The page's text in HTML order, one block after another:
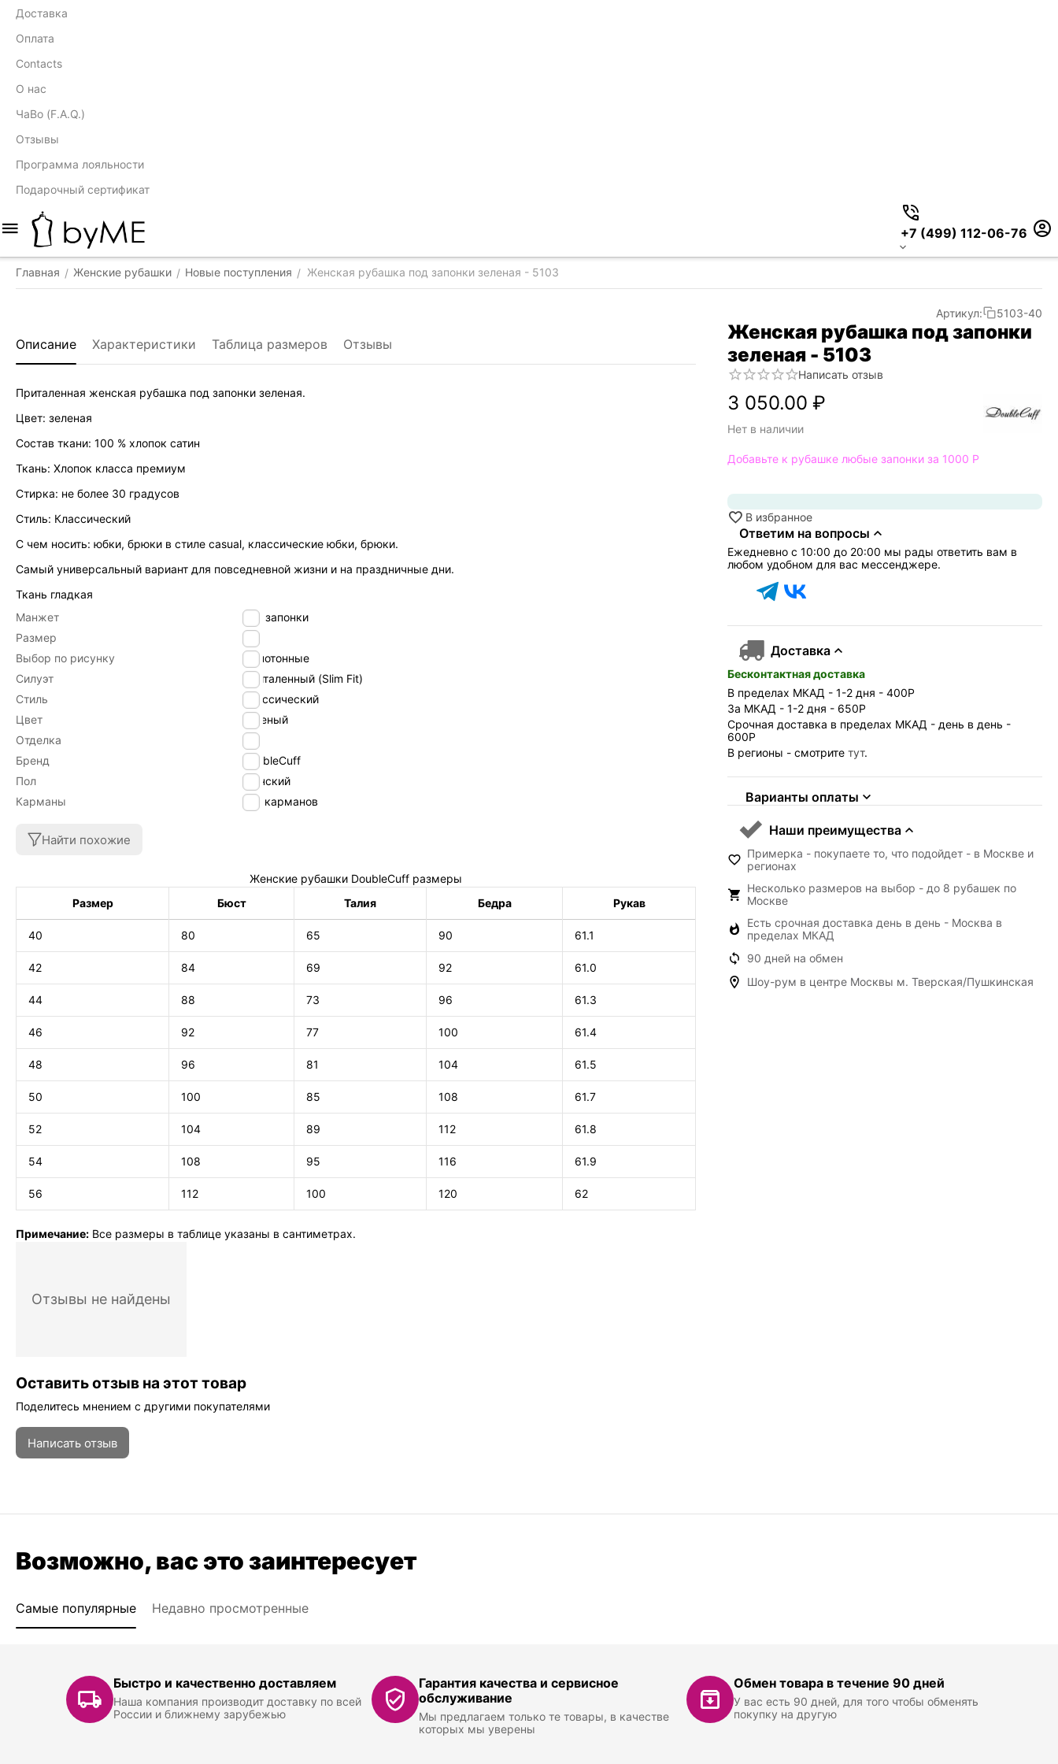
Доставка
Оплата
Contacts
О нас
ЧаВо (F.A.Q.)
Отзывы
Программа лояльности
Подарочный сертификат
+7 (499) 112-06-76
Главная / Женские рубашки / Новые поступления / Женская рубашка под запонки зеленая - 5103
Артикул: 5103-40
Женская рубашка под запонки
зеленая - 5103
Написать отзыв
3 050.00 ₽
Нет в наличии
Добавьте к рубашке любые запонки за 1000 Р
В избранное
Ответим на вопросы
Ежедневно с 10:00 до 20:00 мы рады ответить вам в
любом удобном для вас мессенджере.
Доставка
Бесконтактная доставка
В пределах МКАД - 1-2 дня - 400Р
За МКАД - 1-2 дня - 650Р
Срочная доставка в пределах МКАД - день в день -
600Р
В регионы - смотрите тут.
Варианты оплаты
Наши преимущества
Примерка - покупаете то, что подойдет - в Москве и
регионах
Несколько размеров на выбор - до 8 рубашек по
Москве
Есть срочная доставка день в день - Москва в
пределах МКАД
90 дней на обмен
Шоу-рум в центре Москвы м. Тверская/Пушкинская
Описание Характеристики Таблица размеров Отзывы
Приталенная женская рубашка под запонки зеленая.
Цвет: зеленая
Состав ткани: 100 % хлопок сатин
Ткань: Хлопок класса премиум
Стирка: не более 30 градусов
Стиль: Классический
C чем носить: юбки, брюки в стиле casual, классические юбки, брюки.
Самый универсальный вариант для повседневной жизни и на праздничные дни.
Ткань гладкая
Манжет
под запонки
Размер
40
Выбор по рисунку
Однотонные
Силуэт
Приталенный (Slim Fit)
Стиль
Классический
Цвет
зеленый
Отделка
Без
Бренд
DoubleCuff
Пол
Женский
Карманы
Без карманов
Найти похожие
Женские рубашки DoubleCuff размеры
Размер
Бюст Талия Бедра Рукав
40 80 65 90 61.1
42 84 69 92 61.0
44 88 73 96 61.3
46 92 77 100 61.4
48 96 81 104 61.5
50 100 85 108 61.7
52 104 89 112 61.8
54 108 95 116 61.9
56 112 100 120 62
Примечание: Все размеры в таблице указаны в сантиметрах.
Отзывы не найдены
Оставить отзыв на этот товар
Поделитесь мнением с другими покупателями
Написать отзыв
Возможно, вас это заинтересует
Самые популярные Недавно просмотренные
Быстро и качественно доставляем
Наша компания производит доставку по всей
России и ближнему зарубежью
Гарантия качества и сервисное
обслуживание
Мы предлагаем только те товары, в качестве
которых мы уверены
Обмен товара в течение 90 дней
У вас есть 90 дней, для того чтобы обменять
покупку на другую